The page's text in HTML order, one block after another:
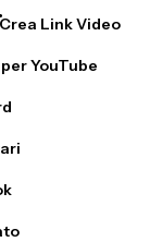
Crea Link Video
YouTube